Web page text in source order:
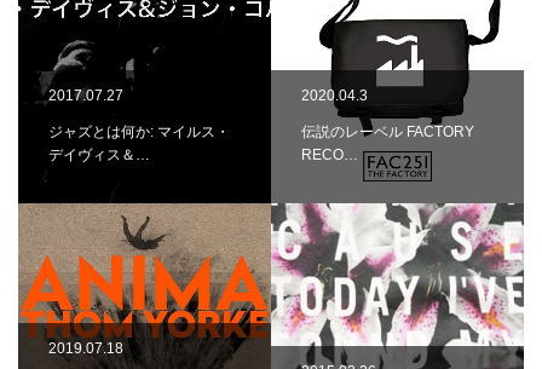
2017.07.27
ジャズとは何か: マイルス・
デイヴィス＆…
2020.04.3
伝説のレーベル FACTORY
RECO…
2019.07.18